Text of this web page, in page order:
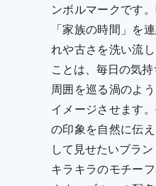
ンボルマークです
「家族の時間」を
れや古さを洗い流
ことは、毎日の気
周囲を巡る渦のよ
イメージさせます
の印象を自然に伝
して見せたいブラン
キラキラのモチー